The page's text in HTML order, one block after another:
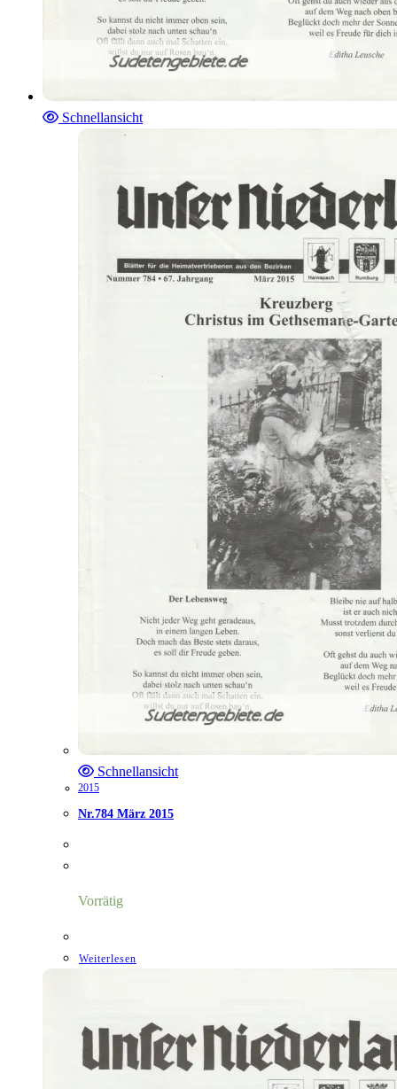
Schnellansicht
Schnellansicht
2015
Nr.784 März 2015
Vorrätig
Weiterlesen